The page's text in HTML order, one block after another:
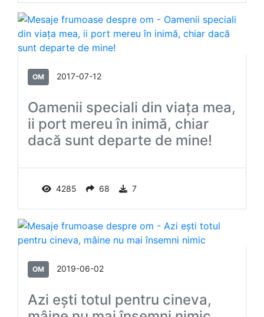
OM 2017-07-12
Oamenii speciali din viaţa mea,
ii port mereu în inimă, chiar
dacă sunt departe de mine!
4285 68 7
OM 2019-06-02
Azi ești totul pentru cineva,